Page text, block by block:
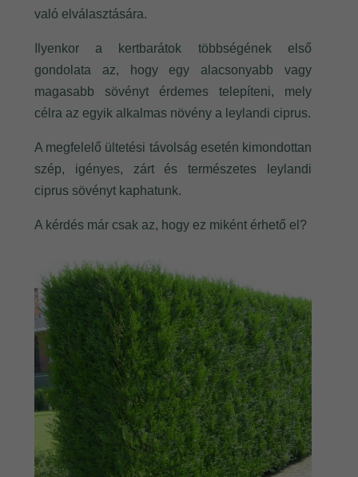
való elválasztására.
Ilyenkor a kertbarátok többségének első
gondolata az, hogy egy alacsonyabb vagy
magasabb sövényt érdemes telepíteni, mely
célra az egyik alkalmas növény a leylandi ciprus.
A megfelelő ültetési távolság esetén kimondottan
szép, igényes, zárt és természetes leylandi
ciprus sövényt kaphatunk.
A kérdés már csak az, hogy ez miként érhető el?